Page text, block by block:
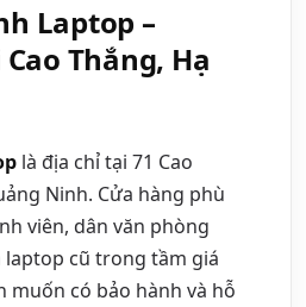
Laptop –
Thắng, Hạ
là địa chỉ tại 71 Cao
Ninh. Cửa hàng phù
viên, dân văn phòng
cũ trong tầm giá
muốn có bảo hành và hỗ